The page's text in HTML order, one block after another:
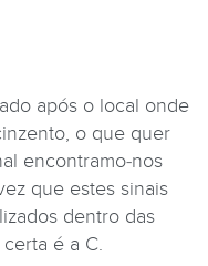
após o local onde
o que quer
encontramo-nos
que estes sinais
dentro das
é a C.